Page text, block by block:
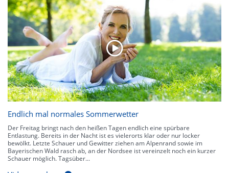
Neben der Niederschlagsintensität kann auch die Zuggeschwindigkeit der
Niederschlagsgebiete und damit die Niederschlagsdauer abgeschätzt
werden. Neben der 5-minütigen Radaraufzeichnung gibt es eine
Niederschlagsprognose für die nächsten 2 Stunden. So sehen Sie genau,
wann und wo in Deutschland mit Regen oder Schneefall zu rechnen ist bzw.
kennen zu jeder Zeit den genauen Verlauf einer Niederschlagsfront.
Endlich mal normales Sommerwetter
Der Freitag bringt nach den heißen Tagen endlich eine spürbare
Entlastung. Bereits in der Nacht ist es vielerorts klar oder nur locker
bewölkt. Letzte Schauer und Gewitter ziehen am Alpenrand sowie im
Bayerischen Wald rasch ab, an der Nordsee ist vereinzelt noch ein kurzer
Schauer möglich. Tagsüber...